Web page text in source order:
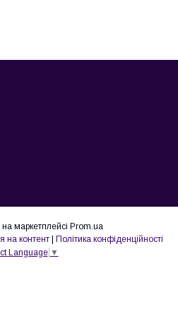
маркетплейсі Prom.ua
на контент
Політика конфіденційності
Language ▼